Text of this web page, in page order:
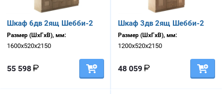
Шкаф 6дв 2ящ Шебби-2
Размер (ШхГхВ), мм:
1600х520х2150
55 598
Шкаф 3дв 2ящ Шебби-2
Размер (ШхГхВ), мм:
1200х520х2150
48 059